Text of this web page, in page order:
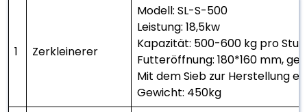
1 Zerkleinerer
Modell: SL-S-500
Leistung: 18,5kw
Kapazität: 500-600 kg pro
Futteröffnung: 180*160 mm,
Mit dem Sieb zur Herstellung
Gewicht: 450kg